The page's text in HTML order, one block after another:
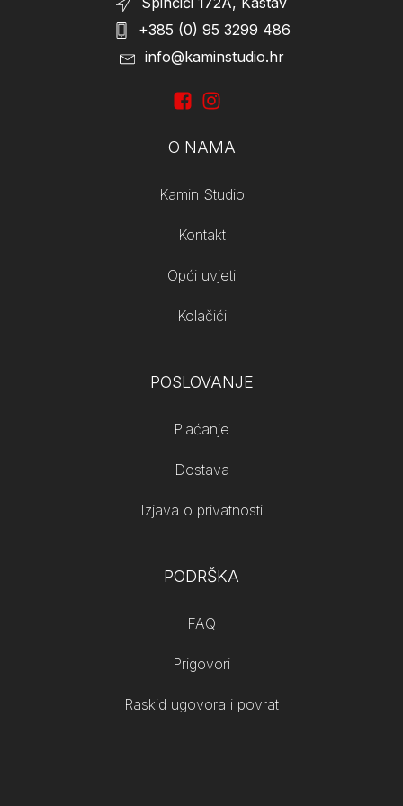
+385 (0) 95 3299 486
info@kaminstudio.hr
O NAMA
Kamin Studio
Kontakt
Opći uvjeti
Kolačići
POSLOVANJE
Plaćanje
Dostava
Izjava o privatnosti
PODRŠKA
FAQ
Prigovori
Raskid ugovora i povrat